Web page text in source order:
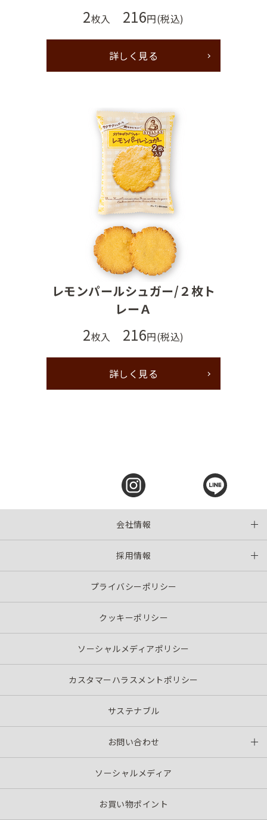
2枚入 216円(税込)
詳しく見る
レモンパールシュガー/２枚ト
レーＡ
2枚入 216円(税込)
詳しく見る
会社情報
採用情報
プライバシーポリシー
クッキーポリシー
ソーシャルメディアポリシー
カスタマーハラスメントポリシー
サステナブル
お問い合わせ
ソーシャルメディア
お買い物ポイント